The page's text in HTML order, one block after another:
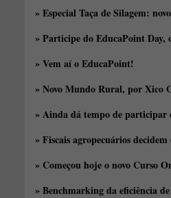
» Especial Taça de Silagem:
» Participe do EducaPoint
» Vem aí o EducaPoint!
» Novo Mundo Rural, por Xico
» Ainda dá tempo de participar
» Fiscais agropecuários
» Começou hoje o novo Curso
» Benchmarking da eficiência